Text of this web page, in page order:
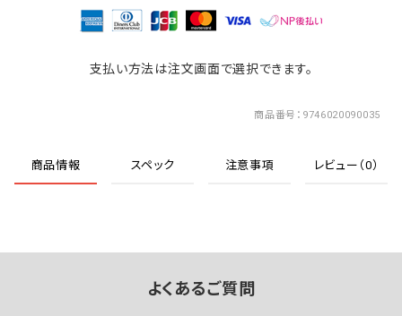
支払い方法は注文画面で選択できます。
商品番号 9746020090035
商品情報 スペック 注意事項 レビュー（0）
よくあるご質問